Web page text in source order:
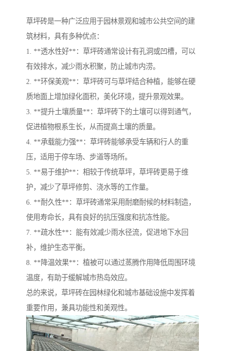
草坪砖是一种广泛应用于园林景观和城市公共空间的建
筑材料，具有多种优点：
1. **透水性好**：草坪砖通常设计有孔洞或凹槽，可以
有效排水，减少雨水积聚，防止城市内涝。
2. **环保美观**：草坪砖可与草坪结合种植，能够在硬
质地面上增加绿化面积，美化环境，提升景观效果。
3. **提升土壤质量**：草坪砖下的土壤可以得到通气，
促进植物根系生长，从而提高土壤的质量。
4. **承载能力强**：草坪砖能够承受车辆和行人的重
压，适用于停车场、步道等场所。
5. **易于维护**：相较于传统草坪，草坪砖更易于维
护，减少了草坪修剪、浇水等的工作量。
6. **耐久性**：草坪砖通常采用耐磨耐候的材料制造，
使用寿命长，具有良好的抗压强度和抗冻性能。
7. **疏水性**：能有效减少雨水径流，促进地下水回
补，维护生态平衡。
8. **降温效果**：植被可以通过蒸腾作用降低周围环境
温度，有助于缓解城市热岛效应。
总的来说，草坪砖在园林绿化和城市基础设施中发挥着
重要作用，兼具功能性和美观性。